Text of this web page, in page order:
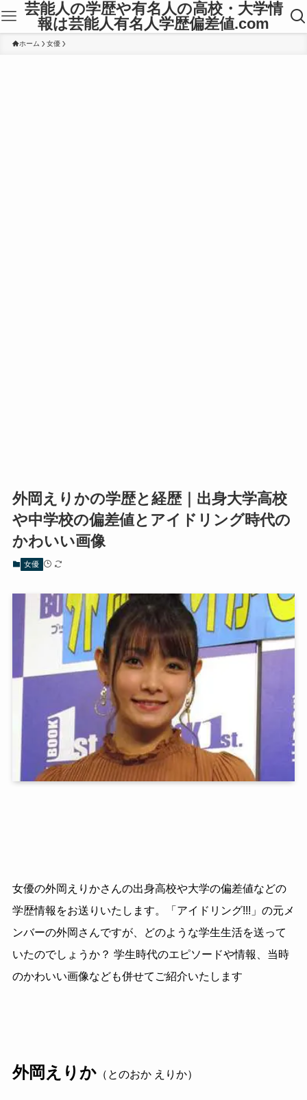
芸能人の学歴や有名人の高校・大学情
報は芸能人有名人学歴偏差値.com
ホーム 女優
外岡えりかの学歴と経歴｜出身大学高校
や中学校の偏差値とアイドリング時代の
かわいい画像
女優
女優の外岡えりかさんの出身高校や大学の偏差値などの
学歴情報をお送りいたします。「アイドリング!!!」の元メ
ンバーの外岡さんですが、どのような学生生活を送って
いたのでしょうか？ 学生時代のエピソードや情報、当時
のかわいい画像なども併せてご紹介いたします
外岡えりか（とのおか えりか）